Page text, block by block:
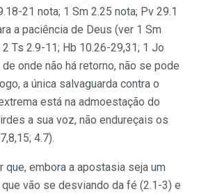
21 nota; 1 Sm 2.25 nota; Pv 29.1
a paciência de Deus (ver 1 Sm
Ts 2.9-11; Hb 10.26-29,31; 1 Jo
onde não há retorno, não se pode
a única salvaguarda contra o
está na admoestação do
a sua voz, não endureçais os
4.7).
que, embora a apostasia seja um
vão se desviando da fé (2.1-3) e